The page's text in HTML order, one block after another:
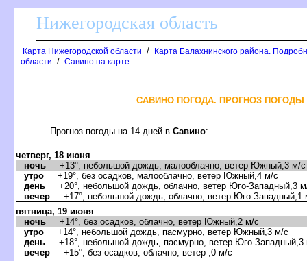
Нижегородская область
Карта Нижегородской области /
Карта Балахнинского района.
области / Савино на карте
САВИНО ПОГОДА. ПРОГНОЗ ПОГОДЫ
Прогноз погоды на 14 дней Савино:
четверг, 18 июня
ночь +13°, небольшой дождь, малооблачно, ветер Южный,3 м/с
утро +19°, без осадков, малооблачно, ветер Южный,4 м/с
день +20°, небольшой дождь, облачно, ветер Юго-Западный,3
ечер +17°, небольшой дождь, облачно, ветер Юго-Западный,1
пятница, 19 июня
ночь +14°, без осадков, облачно, ветер Южный,2 м/с
утро +14°, небольшой дождь, пасмурно, ветер Южный,3 м/с
день +18°, небольшой дождь, пасмурно, ветер Юго-Западный,3
ечер +15°, без осадков, облачно, ветер ,0 м/с